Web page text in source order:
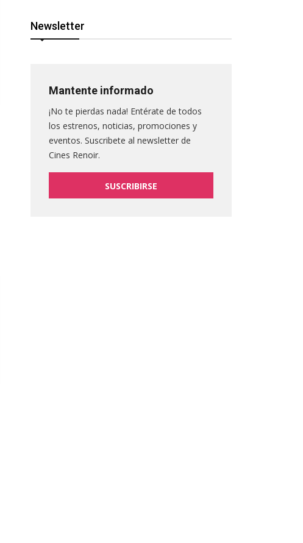
Newsletter
Mantente informado
¡No te pierdas nada! Entérate de todos
los estrenos, noticias, promociones y
eventos. Suscribete al newsletter de
Cines Renoir.
SUSCRIBIRSE